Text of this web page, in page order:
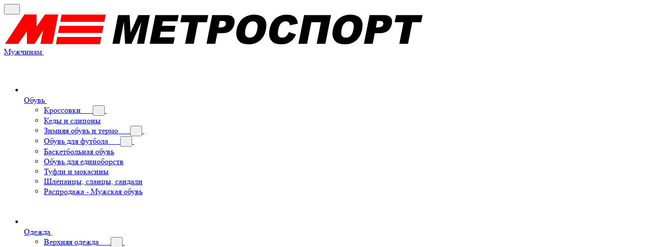
Мужчинам
Обувь
Кроссовки
Кеды и слипоны
Зимняя обувь и термо
Обувь для футбола
Баскетбольная обувь
Обувь для единоборств
Туфли и мокасины
Шлёпанцы, сланцы, сандали
Распродажа - Мужская обувь
Одежда
Верхняя одежда